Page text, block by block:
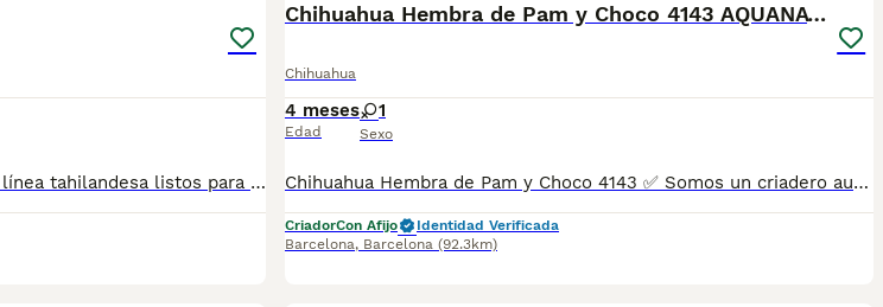
Disponibles preciosos chihuahuas de línea tahilandesa listos para ir a su nuevo hogar llenos de energía y cariño para dar.Se entregan con cartilla de vacunacion y desparacion correspondiente a su edad. Todos nuestros cachorros estan criados en ambiente familiar con mucho amor y mucha dedicación.
Chihuahua Hembra de Pam y Choco 4143 AQUANATURA
Chihuahua
4 meses
Edad
1
Sexo
Chihuahua Hembra de Pam y Choco 4143 ✅ Somos un criadero autorizado y certificado por la Generalitat de Catalunya bajo el número de Núcleo Zoológico G25/00314. PARA MÁS INFORMACIÓN: ☎️ 933095977 📱 685878504 / 674320847 🐶 Programa una visita para conocerlos 💻 Más fotos y vídeos en nuestra web www.aquanatura.es 🚙 Hacemos envíos 📌 Calle Roger de Flor 45, muy cerca del Arc de Triomf de Barcelona, de Lunes a Sábados. Se entregan con sus vacunas, desparasitados interna y externamente, con microchip y su registro, cartilla sanitaria y contrato de garantías, documentación legal y factura. AQUANATURA
CriadorCon Afijo
Identidad Verificada
Barcelona, Barcelona (92.3km)